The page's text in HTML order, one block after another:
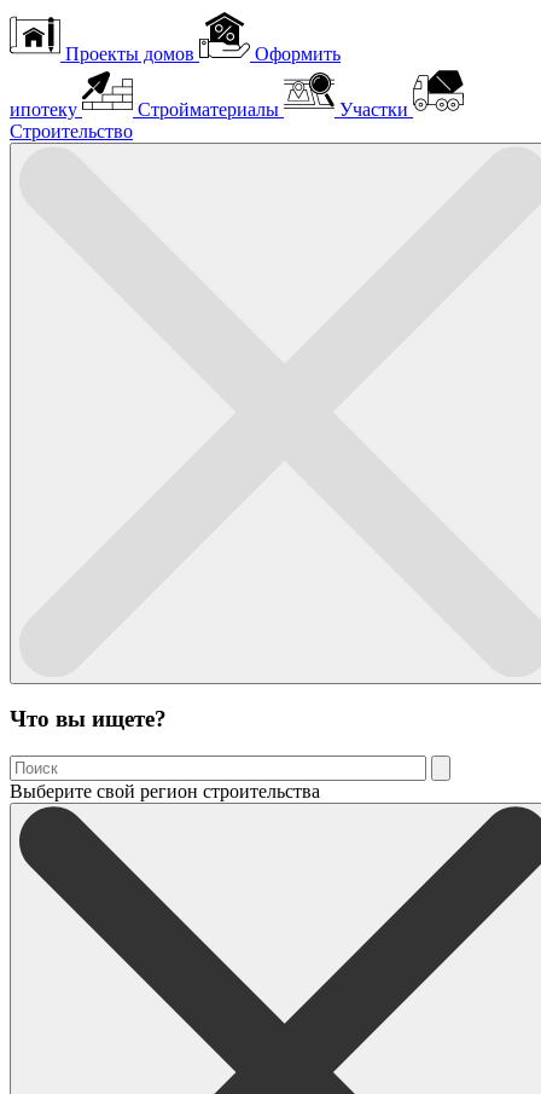
Проекты домов Оформить
ипотеку Стройматериалы
Участки
Строительство
Что вы ищете?
Выберите свой регион строительства